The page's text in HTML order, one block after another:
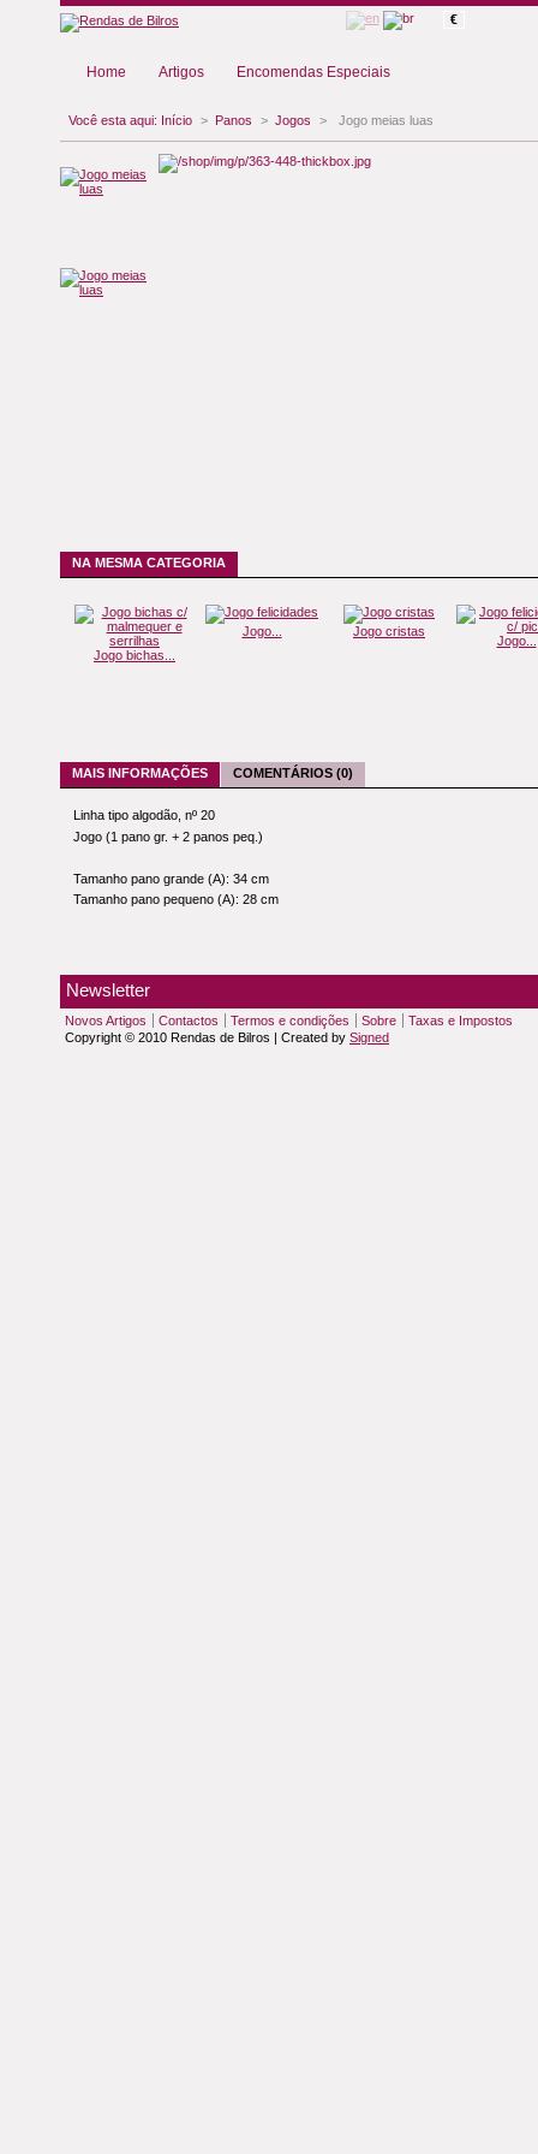
€
Home Artigos Encomendas Especiais
Você esta aqui: Início > Panos > Jogos > Jogo meias luas
NA MESMA CATEGORIA
Jogo bichas...
Jogo... Jogo cristas
Jogo...
MAIS INFORMAÇÕES COMENTÁRIOS (0)
Linha tipo algodão, nº 20
Jogo (1 pano gr. + 2 panos peq.)
Tamanho pano grande (A): 34 cm
Tamanho pano pequeno (A): 28 cm
Newsletter
Novos Artigos Contactos Termos e condições Sobre
Taxas e Impostos
Copyright © 2010 Rendas de Bilros | Created by Signed